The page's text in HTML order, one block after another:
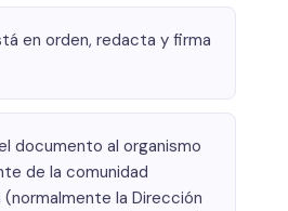
en orden, redacta y firma
documento al organismo
de la comunidad
la Dirección